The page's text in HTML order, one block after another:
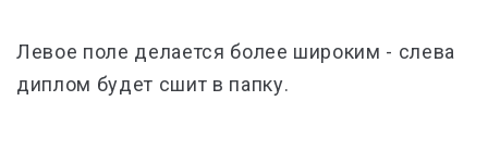
Левое поле делается более широким - слева
диплом будет сшит в папку.